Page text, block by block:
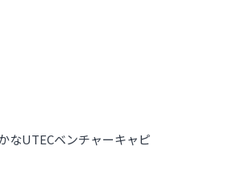
なUTECベンチャーキャピ